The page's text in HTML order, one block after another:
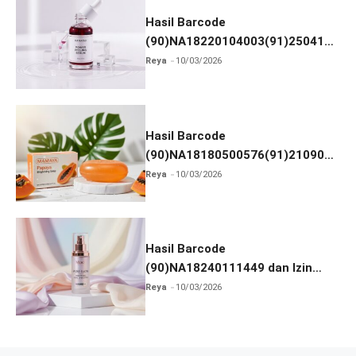
Hasil Barcode
(90)NA18220104003(91)250418
dan Izin BPOM
Reya 10/03/2026
Hasil Barcode
(90)NA18180500576(91)210906
dan Izin BPOM
Reya 10/03/2026
Hasil Barcode
(90)NA18240111449 dan Izin
BPOM
Reya 10/03/2026